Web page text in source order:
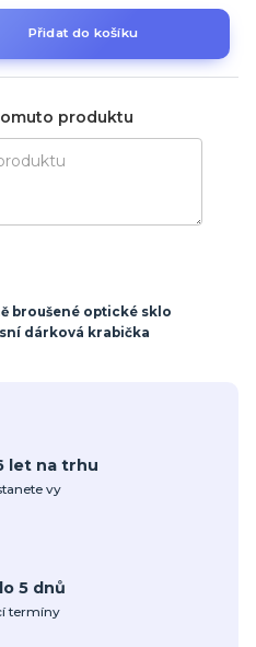
Přidat do košíku
produktu
broušené optické sklo
dárková krabička
let na trhu
vy
5 dnů
termíny